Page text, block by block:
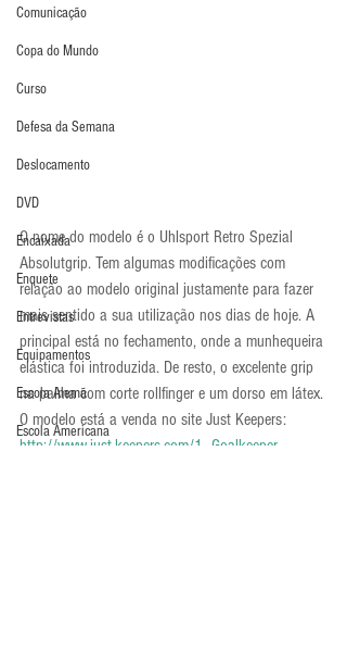
Comunicação
Copa do Mundo
Curso
Defesa da Semana
Deslocamento
DVD
Encaixada
Enquete
Entrevistas
Equipamentos
Escola Alemã
Escola Americana
O nome do modelo é o Uhlsport Retro Spezial
Absolutgrip. Tem algumas modificações com
relação ao modelo original justamente para fazer
mais sentido a sua utilização nos dias de hoje. A
principal está no fechamento, onde a munhequeira
elástica foi introduzida. De resto, o excelente grip
na palma com corte rollfinger e um dorso em látex.
O modelo está a venda no site Just Keepers:
http://www.just-keepers.com/1_Goalkeeper-